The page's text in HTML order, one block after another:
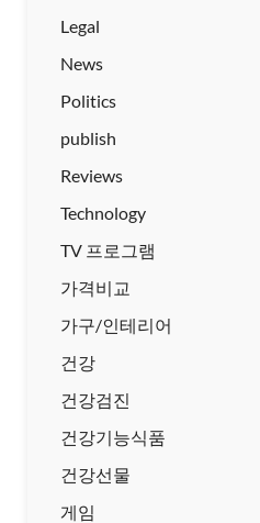
Legal
News
Politics
publish
Reviews
Technology
TV 프로그램
가격비교
가구/인테리어
건강
건강검진
건강기능식품
건강선물
게임